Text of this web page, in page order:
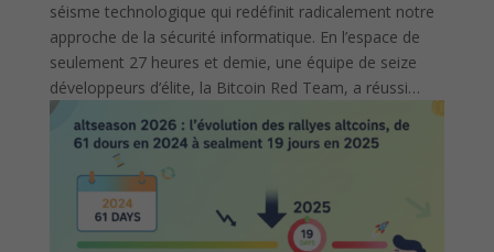
séisme technologique qui redéfinit radicalement notre
approche de la sécurité informatique. En l’espace de
seulement 27 heures et demie, une équipe de seize
développeurs d’élite, la Bitcoin Red Team, a réussi…